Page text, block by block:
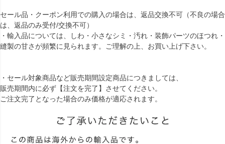
セール品・クーポン利用での購入の場合は、返品交換不可（不良の場合
は、返品のみ受付/交換不可）
・輸入品については、しわ・小さなシミ・汚れ・装飾パーツのほつれ・
縫製の甘さが頻繁に見られます。ご理解の上、お買い上げ下さい。
・セール対象商品など販売期間設定商品につきましては、
販売期間内に必ず【注文を完了】させてください。
ご注文完了となった場合のみ価格が適応されます。